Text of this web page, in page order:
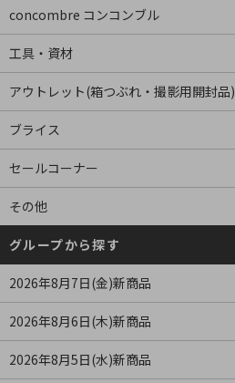
concombre コンコンブル
工具・資材
アウトレット(箱つぶれ・撮影用開封品)
ブライス
セールコーナー
その他
グループから探す
2026年8月7日(金)新商品
2026年8月6日(木)新商品
2026年8月5日(水)新商品